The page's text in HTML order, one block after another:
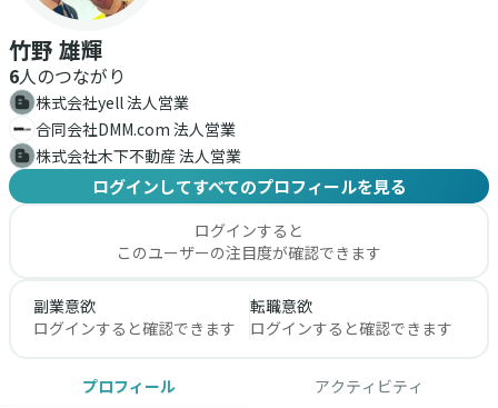
竹野 雄輝
6人のつながり
株式会社yell 法人営業
合同会社DMM.com 法人営業
株式会社木下不動産 法人営業
ログインしてすべてのプロフィールを見る
ログインすると
このユーザーの注目度が確認できます
副業意欲
ログインすると確認できます
転職意欲
ログインすると確認できます
プロフィール アクティビティ